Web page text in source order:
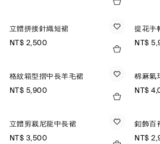
立體拼接針織短裙
NT$ 2,500
提花手
NT$
格紋箱型摺中長羊毛裙
NT$ 5,900
棉麻氣
NT$
立體剪裁尼龍中長裙
NT$ 3,500
釦飾百
NT$